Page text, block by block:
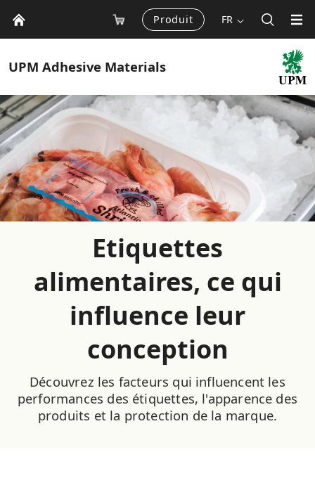
Produit FR
UPM Adhesive Materials
Etiquettes
alimentaires, ce qui
influence leur
conception
Découvrez les facteurs qui influencent les
performances des étiquettes, l'apparence des
produits et la protection de la marque.